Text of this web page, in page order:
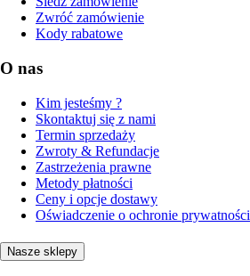
Zwróć zamówienie
Kody rabatowe
O nas
Kim jesteśmy ?
Skontaktuj się z nami
Termin sprzedaży
Zwroty & Refundacje
Zastrzeżenia prawne
Metody płatności
Ceny i opcje dostawy
Oświadczenie o ochronie prywatności
Nasze sklepy